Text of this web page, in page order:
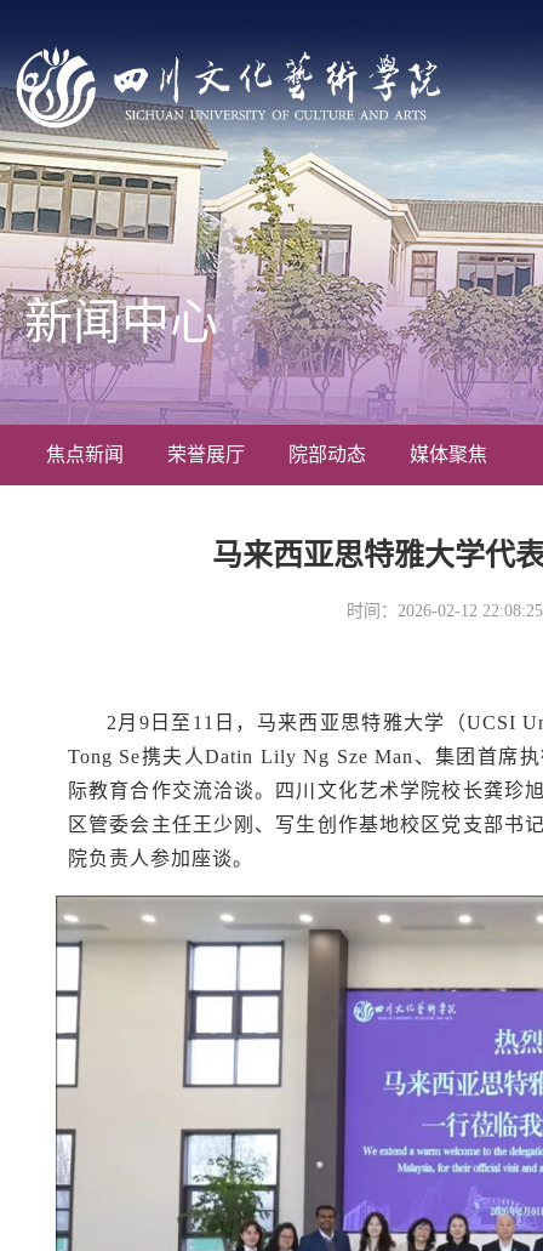
焦点新闻 荣誉展厅 院部动态 媒体聚焦
新闻中心
马来西亚思特雅大学代
时间：2026-02-12
2月9日至11日，马来西亚思特雅大学（UCSI
Tong Se携夫人Datin Lily Ng Sze Man、集团首席
际教育合作交流洽谈。四川文化艺术学院校长龚珍
区管委会主任王少刚、写生创作基地校区党支部书
院负责人参加座谈。